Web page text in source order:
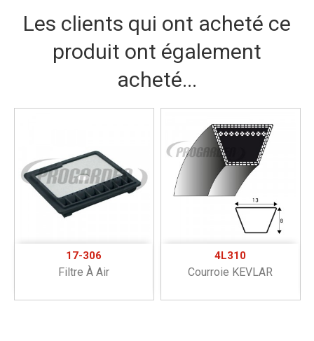
Les clients qui ont acheté ce
produit ont également
acheté...
17-306
Filtre À Air
4L310
Courroie KEVLAR